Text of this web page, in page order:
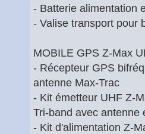
- Batterie alimentation
- Valise transport pour
MOBILE GPS Z-Max
- Récepteur GPS
antenne Max-Trac
- Kit émetteur UHF Z-
Tri-band avec antenne
- Kit d'alimentation Z-